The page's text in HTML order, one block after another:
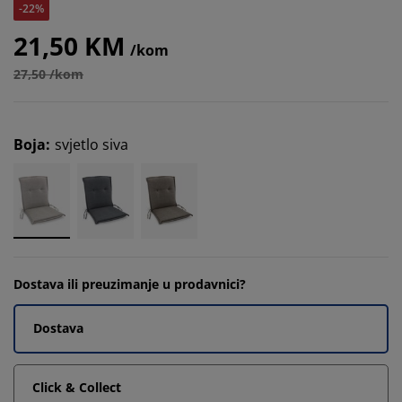
-22%
21,50 KM /kom
27,50 /kom
Boja: svjetlo siva
Dostava ili preuzimanje u prodavnici?
Dostava
Click & Collect